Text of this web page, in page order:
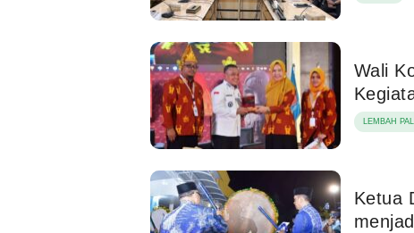
Wali
LEMBAH
Ketua